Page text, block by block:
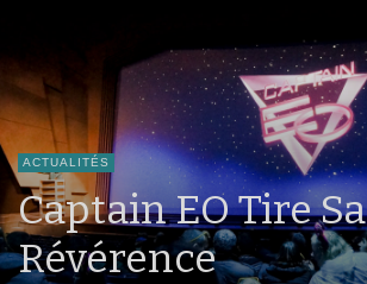
ACTUALITÉS
Captain EO Tire Sa
Révérence